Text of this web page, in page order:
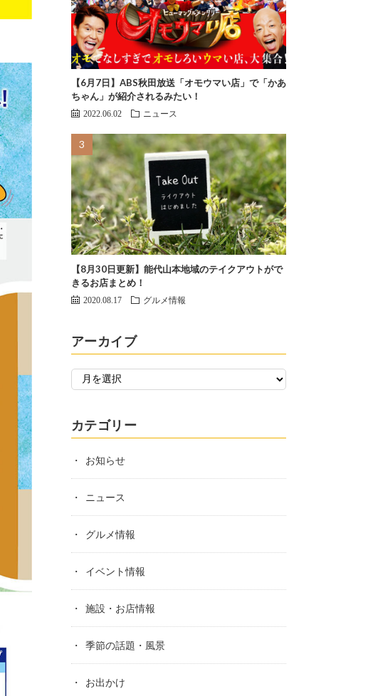
【6月7日】ABS秋田放送「オモウマい店」で「かあ
ちゃん」が紹介されるみたい！
2022.06.02 ニュース
【8月30日更新】能代山本地域のテイクアウトがで
きるお店まとめ！
2020.08.17 グルメ情報
アーカイブ
カテゴリー
お知らせ
ニュース
グルメ情報
イベント情報
施設・お店情報
季節の話題・風景
お出かけ